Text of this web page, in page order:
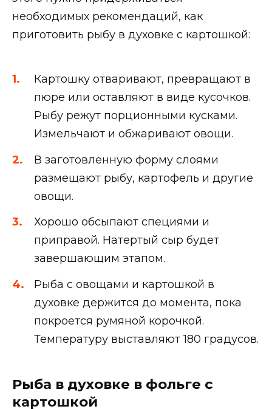
необходимых рекомендаций, как
приготовить рыбу в духовке с картошкой:
Картошку отваривают, превращают в
пюре или оставляют в виде кусочков.
Рыбу режут порционными кусками.
Измельчают и обжаривают овощи.
В заготовленную форму слоями
размещают рыбу, картофель и другие
овощи.
Хорошо обсыпают специями и
приправой. Натертый сыр будет
завершающим этапом.
Рыба с овощами и картошкой в
духовке держится до момента, пока
покроется румяной корочкой.
Температуру выставляют 180 градусов.
Рыба в духовке в фольге с
картошкой